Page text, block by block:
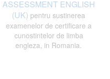
ASSESSMENT ENGLISH
(UK) pentru sustinerea
examenelor de certificare a
cunostintelor de limba
engleza, in Romania.